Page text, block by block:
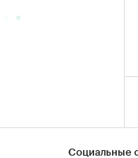
Социальные